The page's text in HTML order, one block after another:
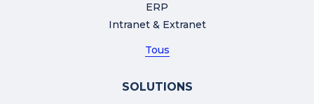
ERP
Intranet & Extranet
Tous
SOLUTIONS